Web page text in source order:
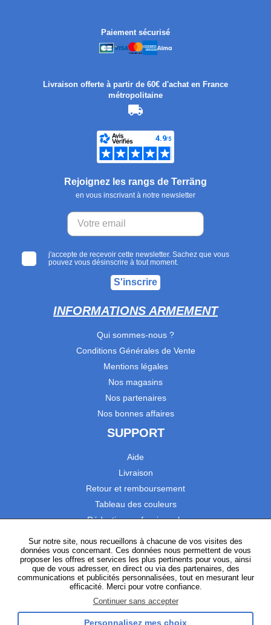
Paiement sécurisé
Livraison offerte à partir de 60€ d'achat en France
métropolitaine
Rejoignez les rangs de Terräng
en vous inscrivant à notre newsletter
j'accepte de recevoir cette newsletter. Sachez que vous
pouvez vous désinscrire à tout moment.
S'inscrire
INFORMATIONS ARMEMENT
Qui sommes-nous ?
Conditions Générales de Vente
Mentions légales
Nos magasins
Nos partenaires
Nos bonnes affaires
SUPPORT
Aide
Livraison
Retour et remboursement
Tableau des couleurs
Réduction professionnels
Satisfaction Clients
SUIVEZ-NOUS
Sur notre site, nous recueillons à chacune de vos visites des
données vous concernant. Ces données nous permettent de vous
proposer les offres et services les plus pertinents pour vous, ainsi
que de vous adresser, en direct ou via des partenaires, des
communications et publicités personnalisées, tout en mesurant leur
efficacité. Merci pour votre confiance.
Continuer sans accepter
Personnalisez mes choix